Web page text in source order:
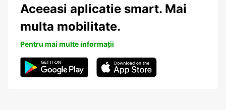
Aceeasi aplicatie smart. Mai
multa mobilitate.
Pentru mai multe informații